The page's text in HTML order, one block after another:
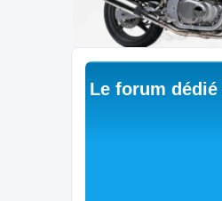
Le forum dédié